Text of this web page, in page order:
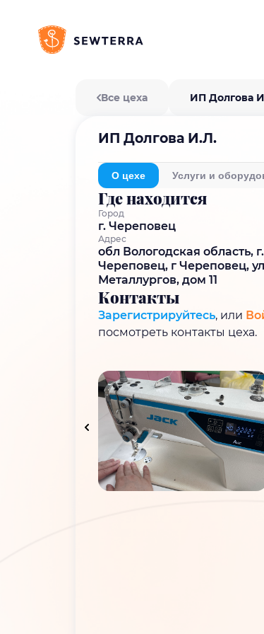
Все цеха ИП Долгова
ИП Долгова И.Л.
О цехе Услуги и
Где находится
Город
г. Череповец
Адрес
обл Вологодская область,
Череповец, г Череповец,
Металлургов, дом 11
Контакты
Зарегистрируйтесь, или
посмотреть контакты цеха.